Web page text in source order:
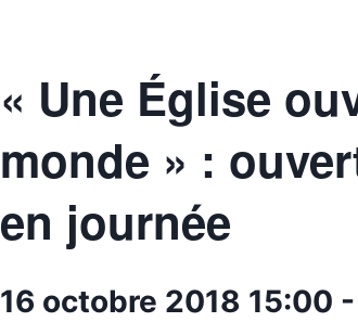
« Une Église
monde » :
en journée
16 octobre 2018 15:00 -